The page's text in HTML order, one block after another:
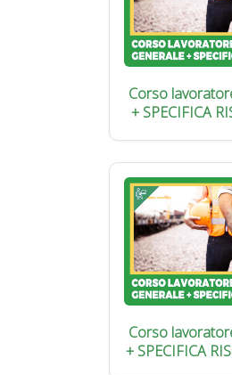
Corso
+ SPECIFICA
Corso
+ SPECIFICA